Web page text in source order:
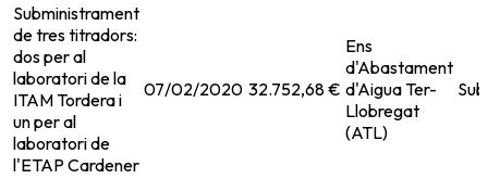
Subministrament
de tres titradors:
dos per al
laboratori de la
ITAM Tordera i
un per al
laboratori de
l'ETAP Cardener
07/02/2020 32.752,68 €
Ens
d'Abastament
d'Aigua Ter-
Llobregat
(ATL)